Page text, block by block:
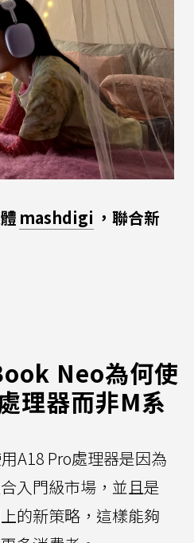
mashdigi ，聯合新
Neo為何使
理器而非M系
A18 Pro處理器是因為
入門級市場，並且是
的新策略，這樣能夠